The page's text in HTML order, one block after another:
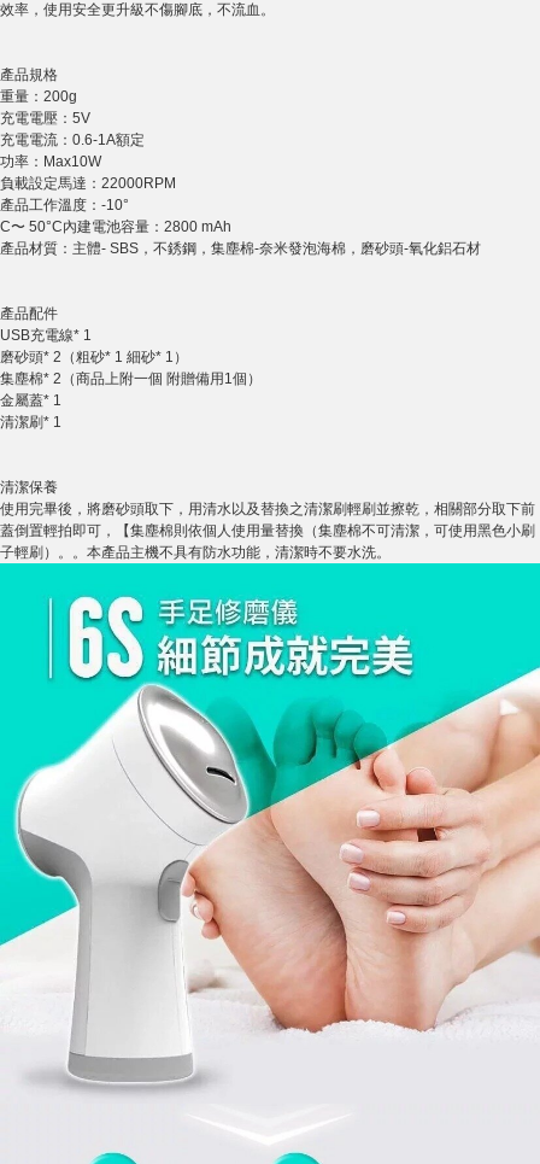
效率，使用安全更升級不傷腳底，不流血。
產品規格
重量：200g
充電電壓：5V
充電電流：0.6-1A額定
功率：Max10W
負載設定馬達：22000RPM
產品工作溫度：-10°
C〜 50°C內建電池容量：2800 mAh
產品材質：主體- SBS，不銹鋼，集塵棉-奈米發泡海棉，磨砂頭-氧化鋁石材
產品配件
USB充電線* 1
磨砂頭* 2（粗砂* 1 細砂* 1）
集塵棉* 2（商品上附一個 附贈備用1個）
金屬蓋* 1
清潔刷* 1
清潔保養
使用完畢後，將磨砂頭取下，用清水以及替換之清潔刷輕刷並擦乾，相關部分取下前
蓋倒置輕拍即可，【集塵棉則依個人使用量替換（集塵棉不可清潔，可使用黑色小刷
子輕刷）。。本產品主機不具有防水功能，清潔時不要水洗。